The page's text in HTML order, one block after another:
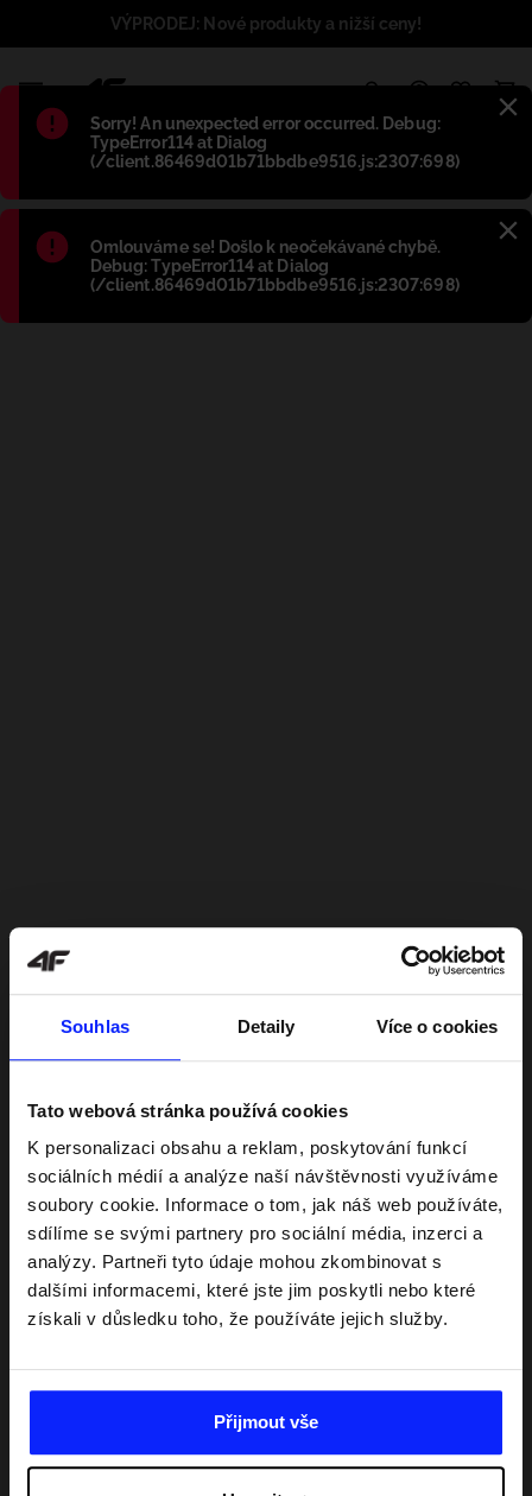
Souhlas Detaily Více o cookies
Tato webová stránka používá cookies
K personalizaci obsahu a reklam, poskytování funkcí
sociálních médií a analýze naší návštěvnosti využíváme
soubory cookie. Informace o tom, jak náš web používáte,
sdílíme se svými partnery pro sociální média, inzerci a
analýzy. Partneři tyto údaje mohou zkombinovat s
dalšími informacemi, které jste jim poskytli nebo které
získali v důsledku toho, že používáte jejich služby.
Přijmout vše
Błąd:
Sorry! An unexpected error occurred. Debug:
TypeError114 at Dialog
(/client.86469d01b71bbdbe9516.js:2307:698)
Błąd:
Omlouváme se! Došlo k neočekávané chybě.
Debug: TypeError114 at Dialog
(/client.86469d01b71bbdbe9516.js:2307:698)
VÝPRODEJ: Nové produkty a nižší ceny!